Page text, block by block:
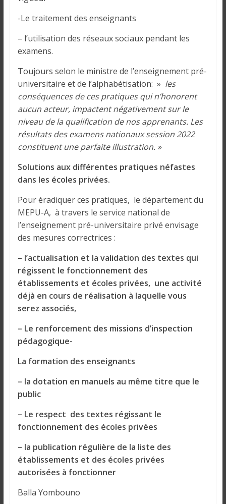
-Le traitement des enseignants
– l’utilisation des réseaux sociaux pendant les
examens.
Toujours selon le ministre de l’enseignement pré-
universitaire et de l’alphabétisation: » les
conséquences de ces pratiques qui n’honorent
aucun acteur, impactent négativement sur le
niveau de la qualification de nos apprenants. Les
résultats des examens nationaux session 2022
constituent une parfaite illustration. »
Solutions aux différentes pratiques néfastes
dans les écoles privées.
Pour éradiquer ces pratiques, le département du
MEPU-A, à travers le service national de
l’enseignement pré-universitaire privé envisage
des mesures correctrices :
– l’actualisation et la validation des textes qui
régissent le fonctionnement des
établissements et écoles privées, une activité
déjà en cours de réalisation à laquelle vous
serez associés,
– Le renforcement des missions d’inspection
pédagogique-
La formation des enseignants
– la dotation en manuels au même titre que le
public
– Le respect des textes régissant le
fonctionnement des écoles privées
– la publication régulière de la liste des
établissements et des écoles privées
autorisées à fonctionner
Balla Yombouno